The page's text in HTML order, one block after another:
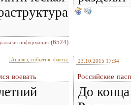
информация (6524)
Анализ, события, факты
воевать
23.10.2015 17:34
Российские
До